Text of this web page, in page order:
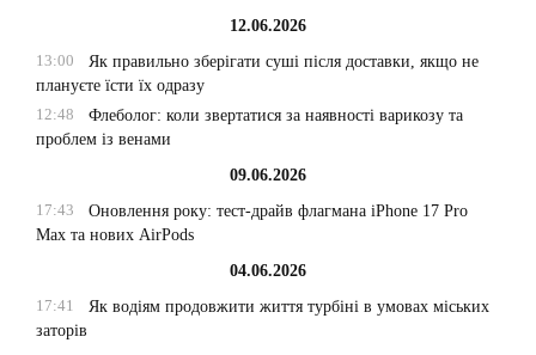
12.06.2026
13:00
Як правильно зберігати суші після доставки, якщо не
плануєте їсти їх одразу
12:48
Флеболог: коли звертатися за наявності варикозу та
проблем із венами
09.06.2026
17:43
Оновлення року: тест-драйв флагмана iPhone 17 Pro
Max та нових AirPods
04.06.2026
17:41
Як водіям продовжити життя турбіні в умовах міських
заторів